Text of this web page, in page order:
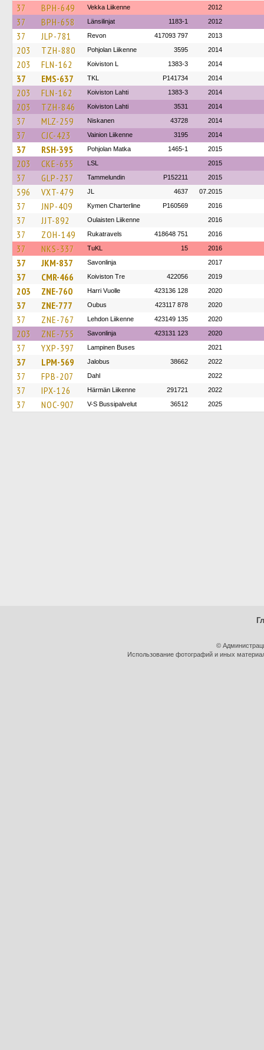
37 BPH-649 Vekka Liikenne 2012
37 BPH-658 Länsilinjat 1183-1 2012
37 JLP-781 Revon 417093 797 2013
203 TZH-880 Pohjolan Liikenne 3595 2014
203 FLN-162 Koiviston L 1383-3 2014
37 EMS-637 TKL P141734 2014
203 FLN-162 Koiviston Lahti 1383-3 2014
203 TZH-846 Koiviston Lahti 3531 2014
37 MLZ-259 Niskanen 43728 2014
37 CJC-423 Vainion Liikenne 3195 2014
37 RSH-395 Pohjolan Matka 1465-1 2015
203 CKE-635 LSL 2015
37 GLP-237 Tammelundin P152211 2015
596 VXT-479 JL 4637 07.2015
37 JNP-409 Kymen Charterline P160569 2016
37 JJT-892 Oulaisten Liikenne 2016
37 ZOH-149 Rukatravels 418648 751 2016
37 NKS-337 TuKL 15 2016
37 JKM-837 Savonlinja 2017
37 CMR-466 Koiviston Tre 422056 2019
203 ZNE-760 Harri Vuolle 423136 128 2020
37 ZNE-777 Oubus 423117 878 2020
37 ZNE-767 Lehdon Liikenne 423149 135 2020
203 ZNE-755 Savonlinja 423131 123 2020
37 YXP-397 Lampinen Buses 2021
37 LPM-569 Jalobus 38662 2022
37 FPB-207 Dahl 2022
37 IPX-126 Härmän Liikenne 291721 2022
37 NOC-907 V-S Bussipalvelut 36512 2025
©
Использование фотографий и иных